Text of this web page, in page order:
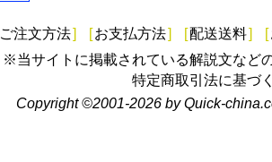
ご注文方法] [お支払方法] [配送送料] [
※当サイトに掲載されている解説文など
特定商取引法に基づ
Copyright ©2001-2026 by Quick-